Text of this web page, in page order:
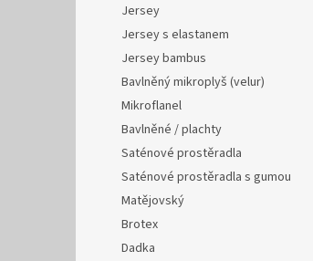
Jersey
Jersey s elastanem
Jersey bambus
Bavlněný mikroplyš (velur)
Mikroflanel
Bavlněné / plachty
Saténové prostěradla
Saténové prostěradla s gumou
Matějovský
Brotex
Dadka